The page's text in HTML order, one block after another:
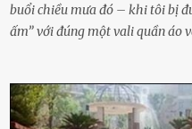
buổi chiều mưa đó – khi tôi bị
ấm” với đúng một vali quần áo
cưới cô để có con. Không phải
khóc lóc,” anh ta gằn giọng,